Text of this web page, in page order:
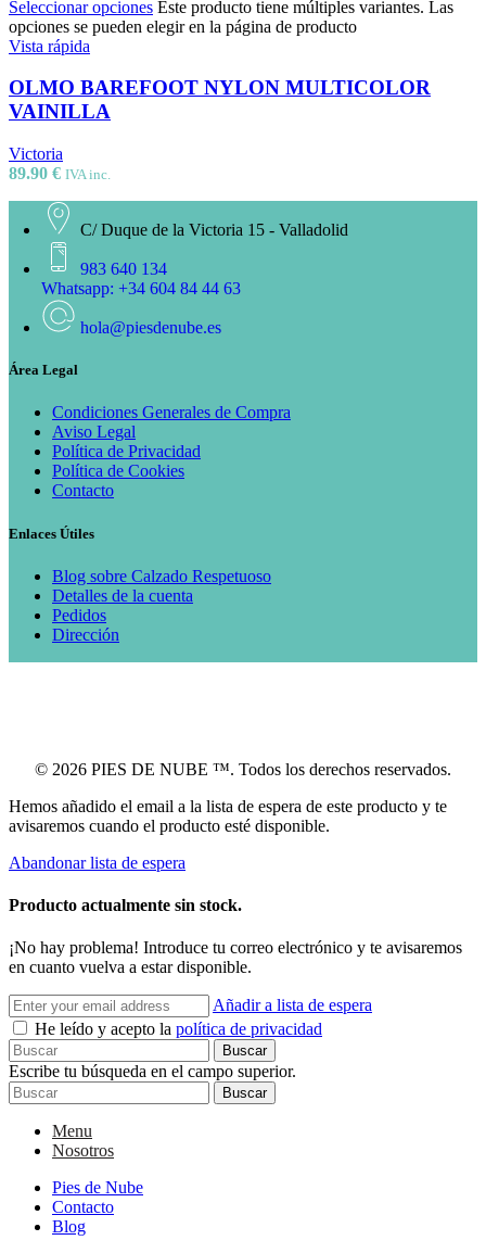
Seleccionar opciones Este producto tiene múltiples variantes. Las
opciones se pueden elegir en la página de producto
Vista rápida
OLMO BAREFOOT NYLON MULTICOLOR
VAINILLA
Victoria
89.90 € IVA inc.
C/ Duque de la Victoria 15 - Valladolid
983 640 134
Whatsapp: +34 604 84 44 63
hola@piesdenube.es
Área Legal
Condiciones Generales de Compra
Aviso Legal
Política de Privacidad
Política de Cookies
Contacto
Enlaces Útiles
Blog sobre Calzado Respetuoso
Detalles de la cuenta
Pedidos
Dirección
© 2026 PIES DE NUBE ™. Todos los derechos reservados.
Hemos añadido el email a la lista de espera de este producto y te
avisaremos cuando el producto esté disponible.
Abandonar lista de espera
Producto actualmente sin stock.
¡No hay problema! Introduce tu correo electrónico y te avisaremos
en cuanto vuelva a estar disponible.
Añadir a lista de espera
He leído y acepto la política de privacidad
Buscar
Escribe tu búsqueda en el campo superior.
Buscar
Menu
Nosotros
Pies de Nube
Contacto
Blog